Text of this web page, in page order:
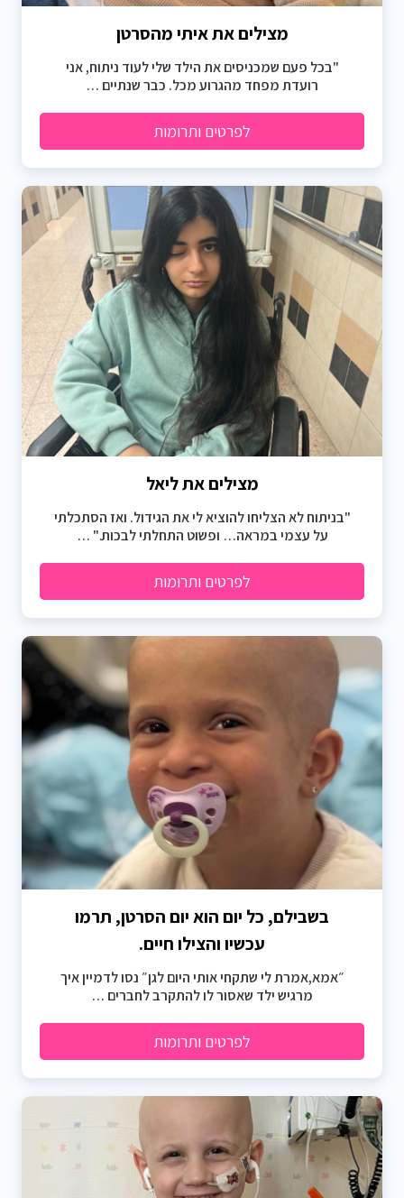
מצילים את איתי מהסרטן
"בכל פעם שמכניסים את הילד שלי לעוד ניתוח, אני
רועדת מפחד מהגרוע מכל. כבר שנתיים …
לפרטים ותרומות
מצילים את ליאל
"בניתוח לא הצליחו להוציא לי את הגידול. ואז הסתכלתי
על עצמי במראה… ופשוט התחלתי לבכות." …
לפרטים ותרומות
בשבילם, כל יום הוא יום הסרטן, תרמו
עכשיו והצילו חיים.
״אמא,אמרת לי שתקחי אותי היום לגן״ נסו לדמיין איך
מרגיש ילד שאסור לו להתקרב לחברים …
לפרטים ותרומות